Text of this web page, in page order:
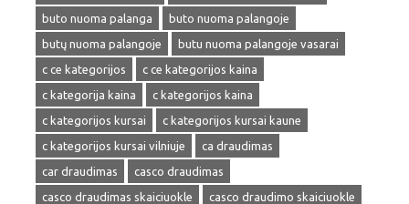
buto nuoma palanga
buto nuoma palangoje
butų nuoma palangoje
butu nuoma palangoje vasarai
c ce kategorijos
c ce kategorijos kaina
c kategorija kaina
c kategorijos kaina
c kategorijos kursai
c kategorijos kursai kaune
c kategorijos kursai vilniuje
ca draudimas
car draudimas
casco draudimas
casco draudimas skaiciuokle
casco draudimo skaiciuokle